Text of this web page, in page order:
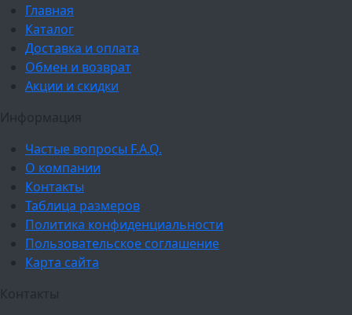
Главная
Каталог
Доставка и оплата
Обмен и возврат
Акции и скидки
Информация
Частые вопросы F.A.Q.
О компании
Контакты
Таблица размеров
Политика конфиденциальности
Пользовательское соглашение
Карта сайта
Контакты